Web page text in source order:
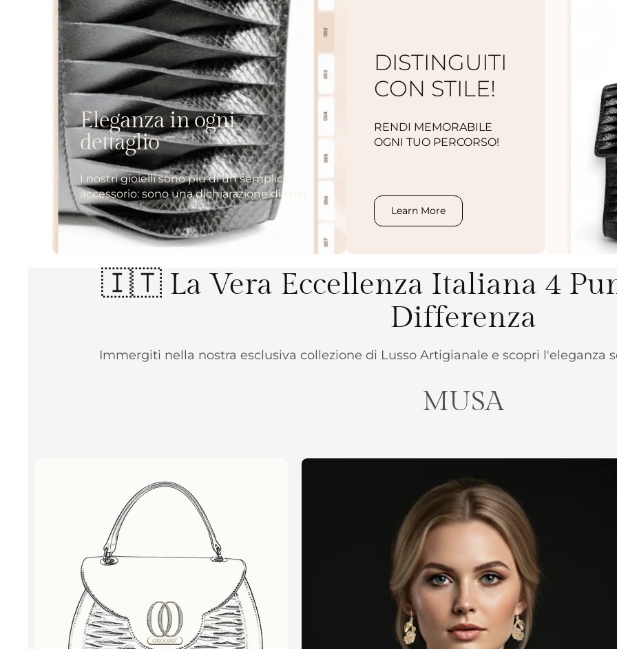
Eleganza in ogni
dettaglio
I nostri gioielli sono più di un semplice
accessorio: sono una dichiarazione di stile.
DISTINGUITI
CON STILE!
RENDI MEMORABILE
OGNI TUO PERCORSO!
Learn More
🇮🇹 La Vera Eccellenza Italiana 4
Differenza
Immergiti nella nostra esclusiva collezione di Lusso Artigianale e scopri l'eleganza
MUSA